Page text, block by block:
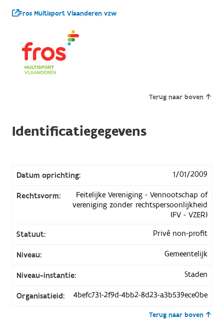
Fros Multisport Vlaanderen vzw
Terug naar boven
Identificatiegegevens
Datum oprichting: 1/01/2009
Rechtsvorm:
Feitelijke Vereniging - Vennootschap of
vereniging zonder rechtspersoonlijkheid
(FV - VZER)
Statuut:
Privé non-profit
Niveau: Gemeentelijk
Niveau-instantie: Staden
Organisatieid: 4befc731-2f9d-4bb2-8d23-a3b539ece0be
Terug naar boven